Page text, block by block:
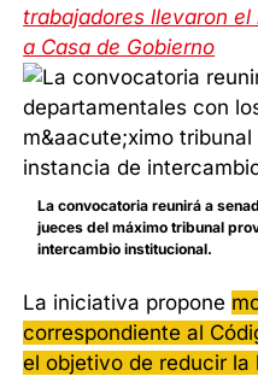
trabajadores llevaron
a Casa de Gobierno
La convocatoria reunirá a
jueces del máximo tribunal
intercambio institucional.
La iniciativa propone
correspondiente al
el objetivo de reducir la